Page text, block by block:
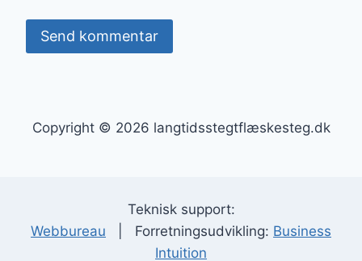
Copyright © 2026 langtidsstegtflæskesteg.dk
Teknisk support:
Webbureau | Forretningsudvikling: Business
Intuition